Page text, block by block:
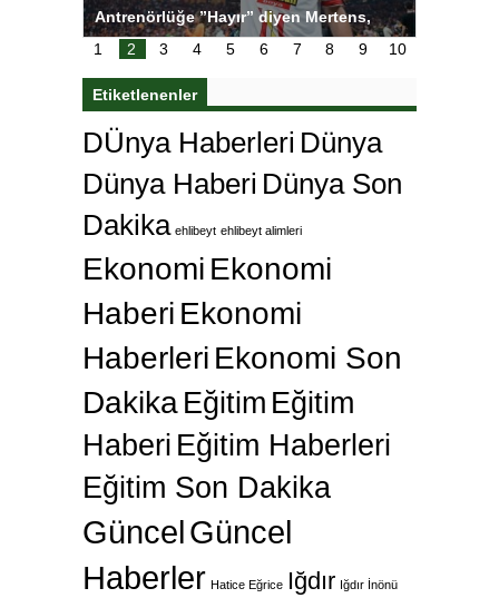
Antrenörlüğe ”Hayır” diyen Mertens,
Galatasaray’dan bakın ne istedi
Salihli
1
2 3 4 5 6 7 8 9 10
Etiketlenenler
DÜnya Haberleri Dünya
Dünya Haberi Dünya Son
Dakika ehlibeyt ehlibeyt alimleri
Ekonomi Ekonomi
Haberi Ekonomi
Haberleri Ekonomi Son
Dakika Eğitim Eğitim
Haberi Eğitim Haberleri
Eğitim Son Dakika
GüncelGüncel
Haberler Hatice Eğrice Iğdır Iğdır İnönü